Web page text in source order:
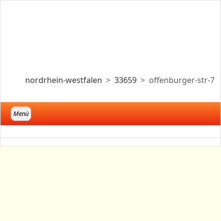
nordrhein-westfalen 33659 offenburger-str-7
Menü